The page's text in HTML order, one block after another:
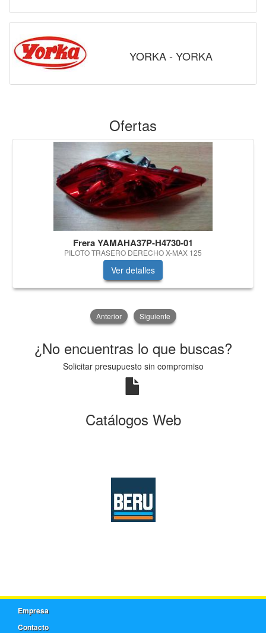
YORKA - YORKA
Ofertas
Frera YAMAHA37P-H4730-01
PILOTO TRASERO DERECHO X-MAX 125
Ver detalles
Anterior Siguiente
¿No encuentras lo que buscas?
Solicitar presupuesto sin compromiso
Catálogos Web
Empresa
Contacto